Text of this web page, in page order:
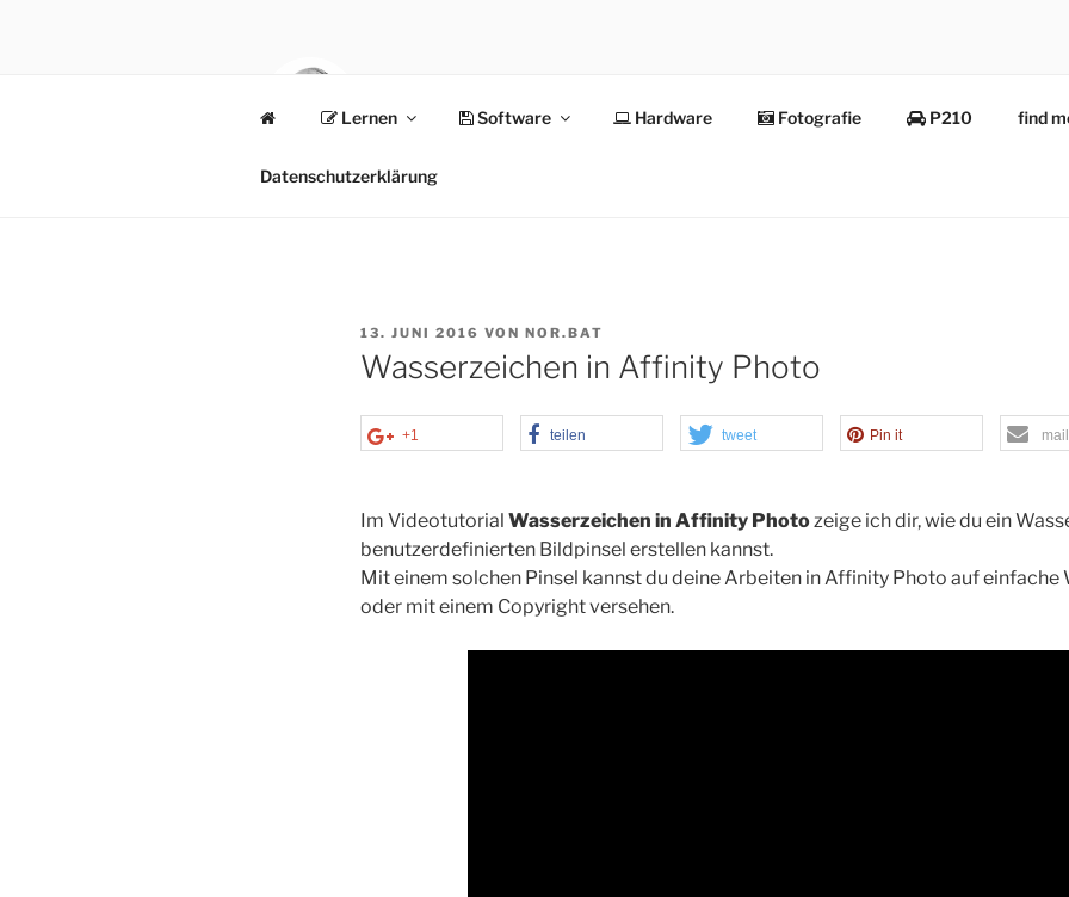
NORBAT.DE
rock your blog
Lernen Software Hardware Fotografie P210 find
Datenschutzerklärung
VERÖFFENTLICHT
AM
13. JUNI 2016 VON NOR.BAT
Wasserzeichen in Affinity Photo
+1 teilen tweet Pin it mail
Im Videotutorial Wasserzeichen in Affinity Photozeige ich dir, wie du ein
benutzerdefinierten Bildpinsel erstellen kannst.
Mit einem solchen Pinsel kannst du deine Arbeiten in Affinity Photo auf einfache
oder mit einem Copyright versehen.